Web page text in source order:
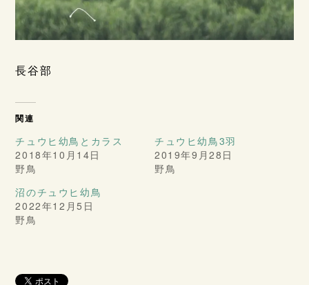
長谷部
関連
チュウヒ幼鳥とカラス
2018年10月14日
野鳥
チュウヒ幼鳥3羽
2019年9月28日
野鳥
沼のチュウヒ幼鳥
2022年12月5日
野鳥